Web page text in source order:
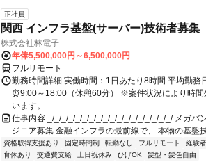
正社員
関西 インフラ基盤(サーバー)技術者募集
株式会社林電子
年俸5,500,000円～6,500,000円
フルリモート
勤務時間詳細 実働時間：1日あたり8時間 平均勤務
⏰9:00～18:00（休憩60分） ※案件状況により時
います。
仕事内容 _/_/_/_/_/_/_/_/_/_/_/_/_/_/_/_/_/_/ メガバ
ジニア募集 金融インフラの最前線で、 本物の基盤
資格取得支援あり 固定時間制 転勤なし フルリモート 経験
育休あり
交通費支給 土日祝休み ひげOK 髪型・髪色自由